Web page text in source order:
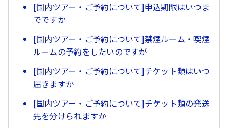
[国内ツアー・ご予約について]申込期限はいつま
でですか
[国内ツアー・ご予約について]禁煙ルーム・喫煙
ルームの予約をしたいのですが
[国内ツアー・ご予約について]チケット類はいつ
届きますか
[国内ツアー・ご予約について]チケット類の発送
先を分けられますか